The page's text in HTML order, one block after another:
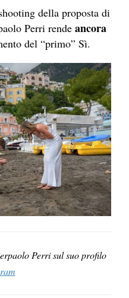
della proposta di
Perri rende ancora
del “primo” Sì.
Perri sul suo profilo